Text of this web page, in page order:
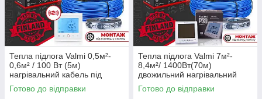
Тепла підлога Valmi 0,5м²-
0,6м² / 100 Вт (5м)
нагрівальний кабель під
плитку 20 Вт/м з
терморегулятором TWE02
Готово до відправки
Тепла підлога Valmi 7м²-
8,4м²/ 1400Вт(70м)
двожильний нагрівальний
кабель 20 Вт/м з
терморегулятором Valmi P30
Готово до відправки